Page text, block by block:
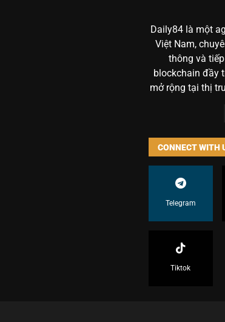
Daily84 là một
Việt Nam,
thông và
blockchain đầy
mở rộng tại thị
CONNECT WITH
Telegram
Tiktok